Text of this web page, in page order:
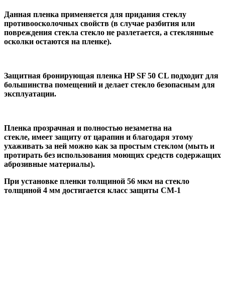
Данная пленка применяется для придания стеклу
противоосколочных свойств (в случае разбития или
повреждения стекла стекло не разлетается, а стеклянные
осколки остаются на пленке).
Защитная бронирующая пленка HP SF 50 CL подходит для
большинства помещений и делает стекло безопасным для
эксплуатации.
Пленка прозрачная и полностью незаметна на
стекле, имеет защиту от царапин и благодаря этому
ухаживать за ней можно как за простым стеклом (мыть и
протирать без использования моющих средств содержащих
аброзивные материалы).
При установке пленки толщиной 56 мкм на стекло
толщиной 4 мм достигается класс защиты СМ-1